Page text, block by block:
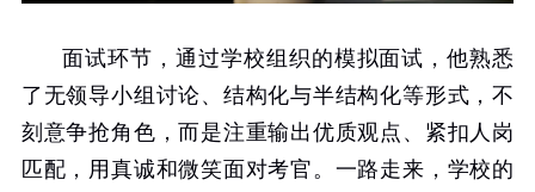
面试环节，通过学校组织的模拟面试，他熟悉
了无领导小组讨论、结构化与半结构化等形式，不
刻意争抢角色，而是注重输出优质观点、紧扣人岗
匹配，用真诚和微笑面对考官。一路走来，学校的